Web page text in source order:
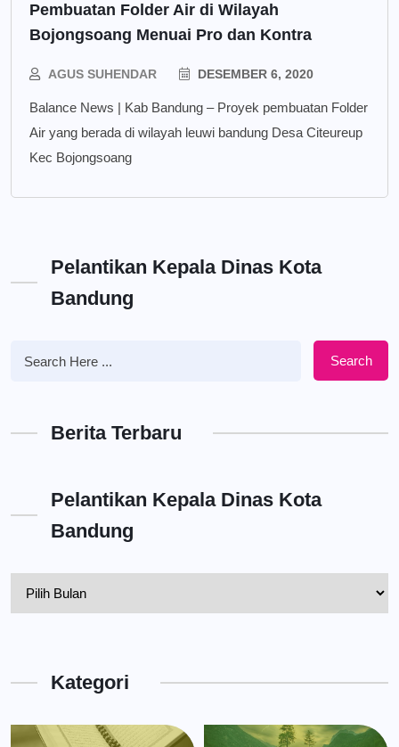
Pembuatan Folder Air di Wilayah
Bojongsoang Menuai Pro dan Kontra
AGUS SUHENDAR DESEMBER 6, 2020
Balance News | Kab Bandung – Proyek pembuatan Folder
Air yang berada di wilayah leuwi bandung Desa Citeureup
Kec Bojongsoang
Pelantikan Kepala Dinas Kota
Bandung
Search
Berita Terbaru
Pelantikan Kepala Dinas Kota
Bandung
BandungKategori